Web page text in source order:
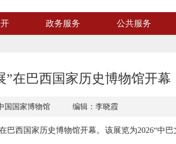
政务服务 公共服务
在巴西国家历史博物馆开幕
国国家博物馆 编辑：李晓霞
西国家历史博物馆开幕。该展览为2026“中巴